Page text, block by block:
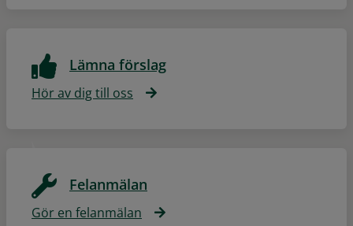
Lämna förslag
Hör av dig till oss
Felanmälan
Gör en felanmälan